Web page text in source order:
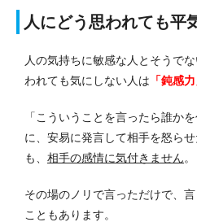
人にどう思われても平
人の気持ちに敏感な人とそうで
われても気にしない人は 「鈍感力
「こういうことを言ったら誰か
に、安易に発言して相手を怒ら
も、 相手の感情に気付きません。
その場のノリで言っただけで、
こともあります。